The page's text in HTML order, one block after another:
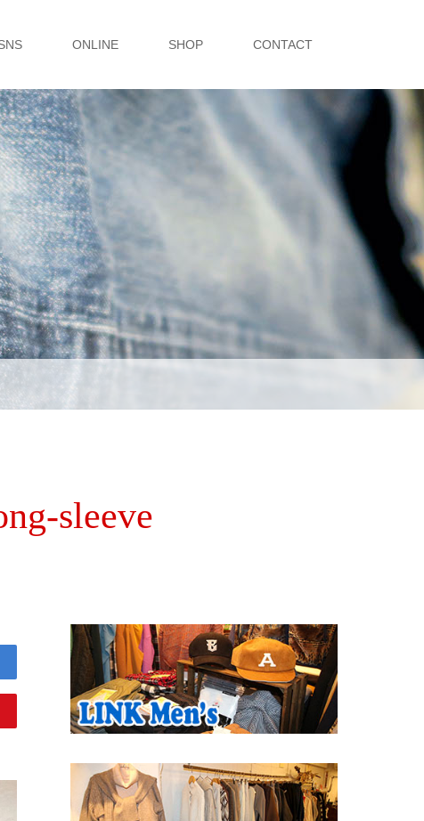
ONLINE SHOP CONTACT
sleeve